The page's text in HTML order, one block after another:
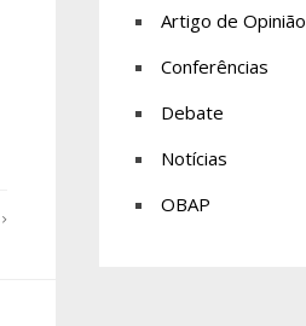
Artigo de Opinião
Conferências
Debate
Notícias
OBAP